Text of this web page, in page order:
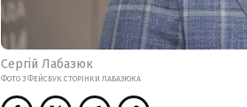
Сергій Лабазюк
ФОТО З ФЕЙСБУК СТОРІНКИ ЛАБАЗЮКА